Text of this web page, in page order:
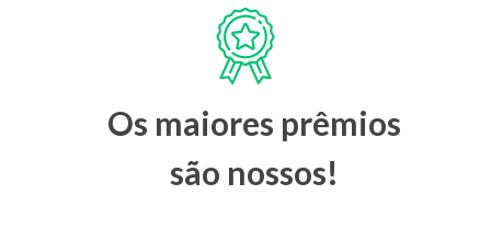
Os maiores prêmios
são nossos!